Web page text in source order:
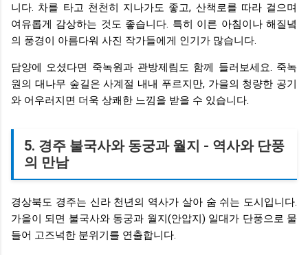
니다. 차를 타고 천천히 지나가도 좋고, 산책로를 따라 걸으며
여유롭게 감상하는 것도 좋습니다. 특히 이른 아침이나 해질녘
의 풍경이 아름다워 사진 작가들에게 인기가 많습니다.
담양에 오셨다면 죽녹원과 관방제림도 함께 들러보세요. 죽녹
원의 대나무 숲길은 사계절 내내 푸르지만, 가을의 청량한 공기
와 어우러지면 더욱 상쾌한 느낌을 받을 수 있습니다.
5. 경주 불국사와 동궁과 월지 - 역사와 단풍
의 만남
경상북도 경주는 신라 천년의 역사가 살아 숨 쉬는 도시입니다.
가을이 되면 불국사와 동궁과 월지(안압지) 일대가 단풍으로 물
들어 고즈넉한 분위기를 연출합니다.